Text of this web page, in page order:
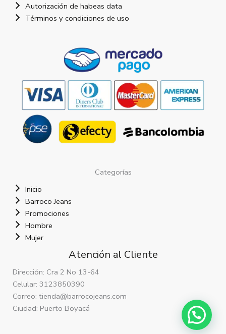
Autorización de habeas data
Términos y condiciones de uso
Categorías
Inicio
Barroco Jeans
Promociones
Hombre
Mujer
Atención al Cliente
Dirección: Cra 2 No 13-64
Celular: 3123850390
Correo: tienda@barrocojeans.com
Ciudad: Puerto Boyacá